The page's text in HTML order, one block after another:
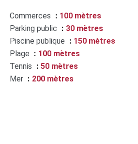
Commerces
100 mètres
Parking public
30 mètres
Piscine publique
150 mètres
Plage
100 mètres
Tennis
50 mètres
Mer
200 mètres